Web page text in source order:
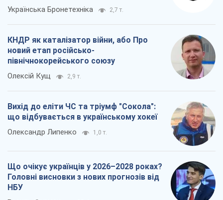
Українська Бронетехніка 2,7 т.
КНДР як каталізатор війни, або Про
новий етап російсько-
північнокорейського союзу
Олексій Кущ 2,9 т.
Вихід до еліти ЧС та тріумф "Сокола":
що відбувається в українському хокеї
Олександр Липенко 1,0 т.
Що очікує українців у 2026–2028 роках?
Головні висновки з нових прогнозів від
НБУ